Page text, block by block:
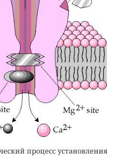
процесс установления